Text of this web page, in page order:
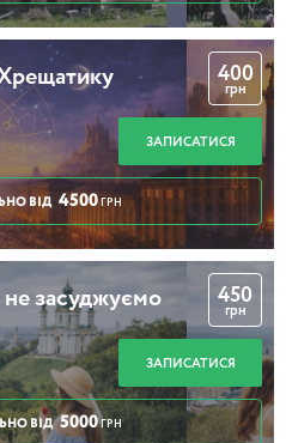
400
грн
ЗАПИСАТИСЯ
ВІД 4500 ГРН
не засуджуємо
450
грн
ЗАПИСАТИСЯ
ВІД 5000 ГРН